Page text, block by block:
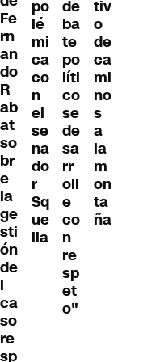
Fe
rn
an
do
R
ab
at
so
br
e
la
ge
sti
ón
de
l
ca
so
re
sp
po
lé
mi
ca
co
n
el
se
na
do
r
Sq
ue
lla
de
ba
te
po
líti
co
se
de
sa
rr
oll
e
co
n
re
sp
et
o"
tiv
o
de
ca
mi
no
s
a
la
m
on
ta
ña